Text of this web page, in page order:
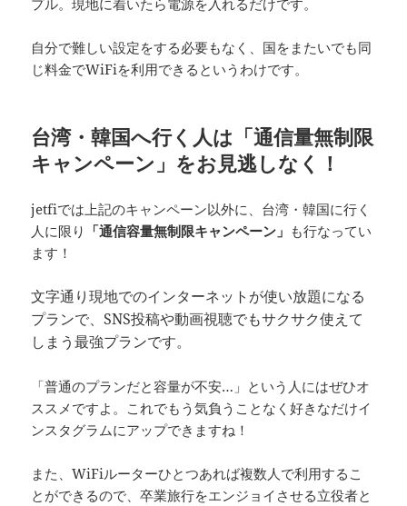
自分で難しい設定をする必要もなく、国をまたいでも同
じ料金でWiFiを利用できるというわけです。
台湾・韓国へ行く人は「通信量無制限
キャンペーン」をお見逃しなく！
jetfiでは上記のキャンペーン以外に、台湾・韓国に行く
人に限り 「通信容量無制限キャンペーン」 も行なってい
ます！
文字通り現地でのインターネットが使い放題になる
プランで、SNS投稿や動画視聴でもサクサク使えて
しまう最強プランです。
「普通のプランだと容量が不安…」という人にはぜひオ
ススメですよ。これでもう気負うことなく好きなだけイ
ンスタグラムにアップできますね！
また、WiFiルーターひとつあれば複数人で利用するこ
とができるので、卒業旅行をエンジョイさせる立役者と